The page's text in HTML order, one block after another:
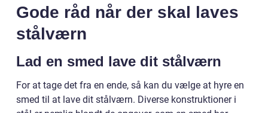
Gode råd når der skal laves
stålværn
Lad en smed lave dit stålværn
For at tage det fra en ende, så kan du vælge at hyre en
smed til at lave dit stålværn. Diverse konstruktioner i